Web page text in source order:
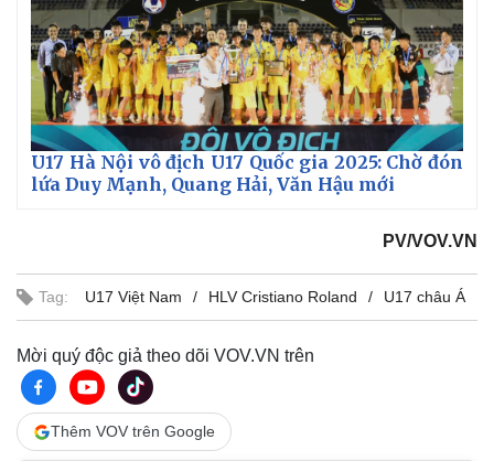
U17 Hà Nội vô địch U17 Quốc gia 2025: Chờ đón
lứa Duy Mạnh, Quang Hải, Văn Hậu mới
PV/VOV.VN
Tag: U17 Việt Nam HLV Cristiano Roland U17 châu Á
Mời quý độc giả theo dõi VOV.VN trên
Thêm VOV trên Google